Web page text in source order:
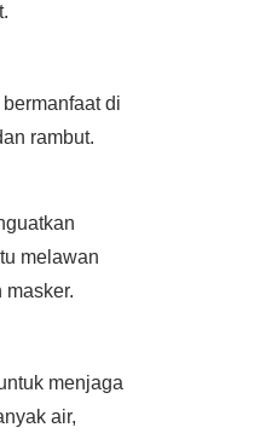
di
rambut.
melawan
menjaga
air,